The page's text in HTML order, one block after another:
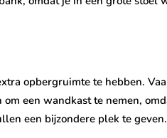
opbergruimte te hebben.
een wandkast te nemen,
een bijzondere plek te